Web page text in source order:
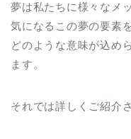
夢は私たちに様々なメ
気になるこの夢の要素
どのような意味が込め
ます。
それでは詳しくご紹介